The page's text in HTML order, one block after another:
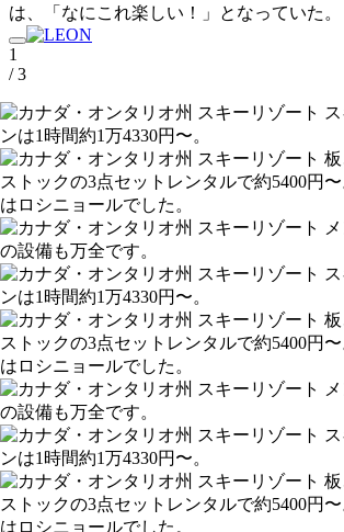
は、「なにこれ楽しい！」となっていた。
1
/ 3